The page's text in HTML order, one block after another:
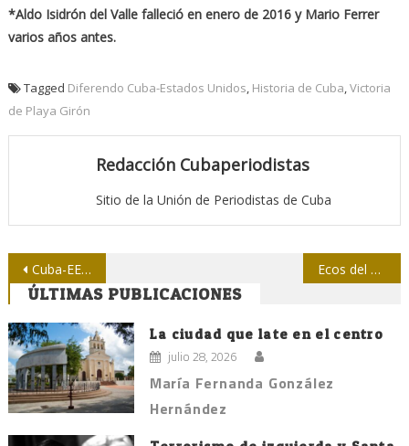
*Aldo Isidrón del Valle falleció en enero de 2016 y Mario Ferrer
varios años antes.
Tagged Diferendo Cuba-Estados Unidos Historia de Cuba Victoria
de Playa Girón
Redacción Cubaperiodistas
Sitio de la Unión de Periodistas de Cuba
Navegación
de
entradas
Cuba-EEUU: los medios defienden al matón derrotado pero… que sigan sufriendo Ecos del Congreso: En la mira de profesionales tuneros de la prensa
ÚLTIMAS PUBLICACIONES
La ciudad que late en el centro
julio 28, 2026
María Fernanda González
Hernández